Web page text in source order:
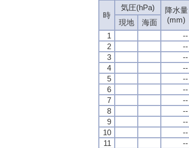
時
気圧(hPa)
降水量
(mm)
現地 海面
1
--
2
--
3
--
4
--
5
--
6
--
7
--
8
--
9
--
10
--
11
--